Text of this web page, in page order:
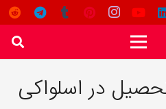
در اسلواکی